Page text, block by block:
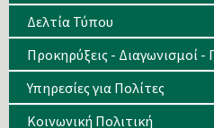
Δελτία Τύπου
Προκηρύξεις - Διαγωνισμοί -
Υπηρεσίες για Πολίτες
Κοινωνική Πολιτική